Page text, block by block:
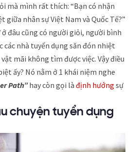
mà mình rất thích: “Bạn có nhận
giữa nhân sự Việt Nam và Quốc Tế?”
đâu cũng có người giỏi, người bình
nhà tuyển dụng săn đón nhiệt
mãi không tìm được việc. Vậy điều
ấy? Nó nằm ở 1 khái niệm nghe
Path”hay còn gọi là định hướng sự
chuyện tuyển dụng